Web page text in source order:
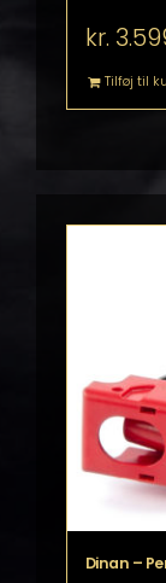
kr.
Tilføj til
Dinan –